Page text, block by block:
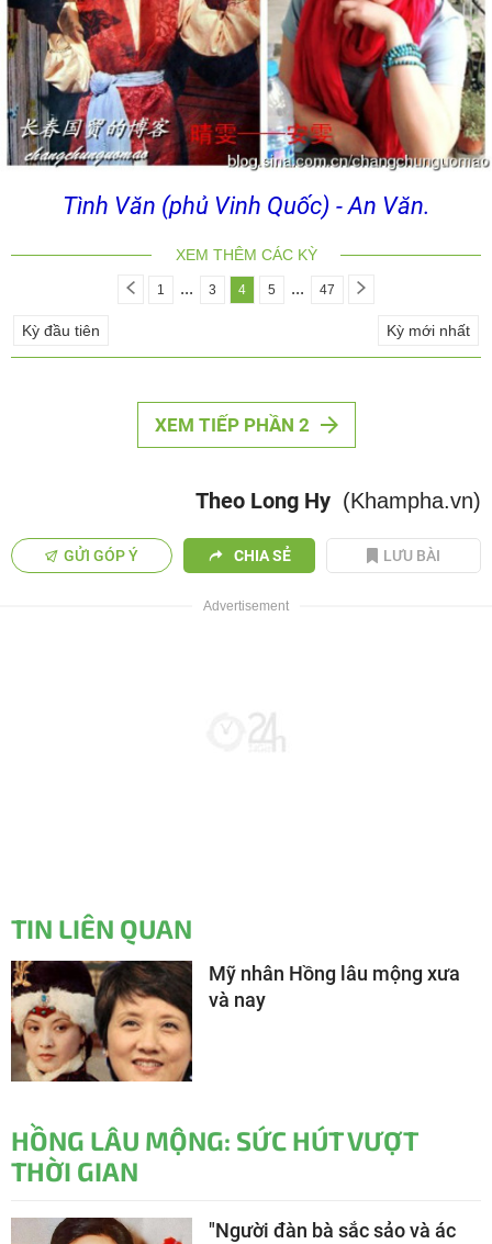
Tình Văn (phủ Vinh Quốc) - An Văn.
XEM THÊM CÁC KỲ
1 ... 3 4 5 ... 47
Kỳ đầu tiên Kỳ mới nhất
XEM TIẾP PHẦN 2
Theo Long Hy (Khampha.vn)
GỬI GÓP Ý CHIA SẺ LƯU BÀI
TIN LIÊN QUAN
Mỹ nhân Hồng lâu mộng xưa
và nay
HỒNG LÂU MỘNG: SỨC HÚT VƯỢT
THỜI GIAN
"Người đàn bà sắc sảo và ác